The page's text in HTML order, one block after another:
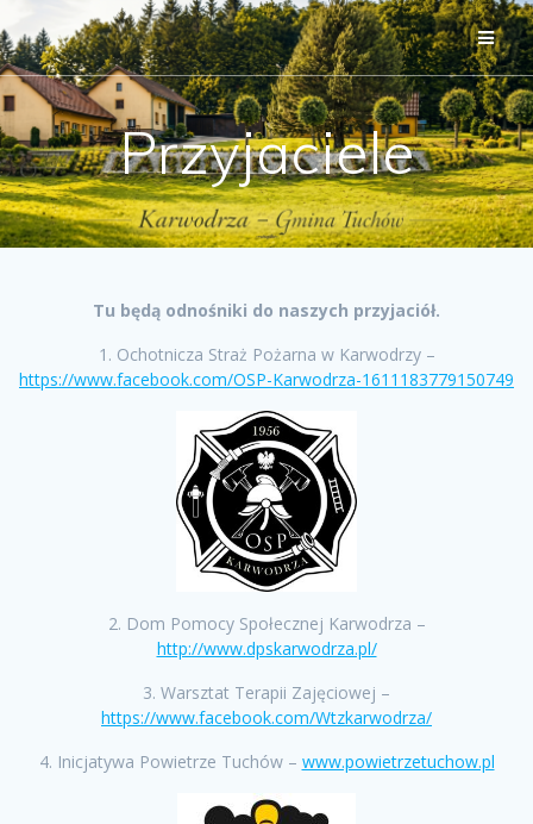
Przejdź
do
treści
Przyjaciele
Tu będą odnośniki do naszych przyjaciół.
1. Ochotnicza Straż Pożarna w Karwodrzy –
https://www.facebook.com/OSP-Karwodrza-1611183779150749
2. Dom Pomocy Społecznej Karwodrza –
http://www.dpskarwodrza.pl/
3. Warsztat Terapii Zajęciowej –
https://www.facebook.com/Wtzkarwodrza/
4. Inicjatywa Powietrze Tuchów – www.powietrzetuchow.pl